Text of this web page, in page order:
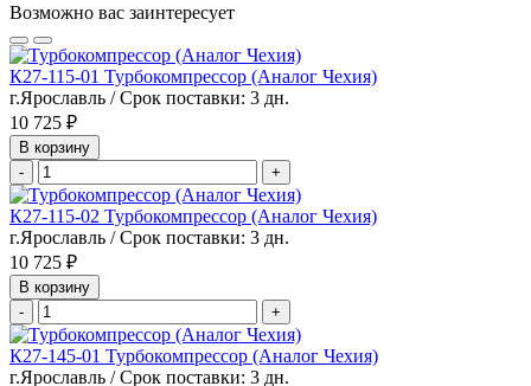
Возможно вас заинтересует
К27-115-01 Турбокомпрессор (Аналог Чехия)
г.Ярославль / Срок поставки: 3 дн.
10 725 ₽
В корзину
-
+
К27-115-02 Турбокомпрессор (Аналог Чехия)
г.Ярославль / Срок поставки: 3 дн.
10 725 ₽
В корзину
-
+
К27-145-01 Турбокомпрессор (Аналог Чехия)
г.Ярославль / Срок поставки: 3 дн.